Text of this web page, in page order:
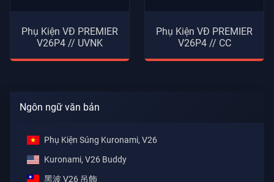
Phụ Kiện VĐ PREMIER
V26P4 // UVNK
Phụ Kiện VĐ PREMIER
V26P4 // CC
Ngôn ngữ văn bản
Phụ Kiện Súng Kuronami, V26
Kuronami, V26 Buddy
黑波 V26 吊飾